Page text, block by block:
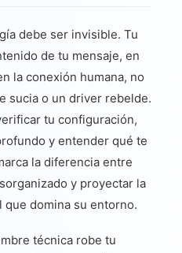
debe ser invisible. Tu
de tu mensaje, en
la conexión humana, no
sucia o un driver rebelde.
tu configuración,
y entender qué te
la diferencia entre
y proyectar la
domina su entorno.
técnica robe tu